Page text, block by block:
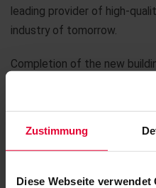
Zustimmung
Diese Webseite verwendet
leading provider of high-
industry of tomorrow.
Completion of the new